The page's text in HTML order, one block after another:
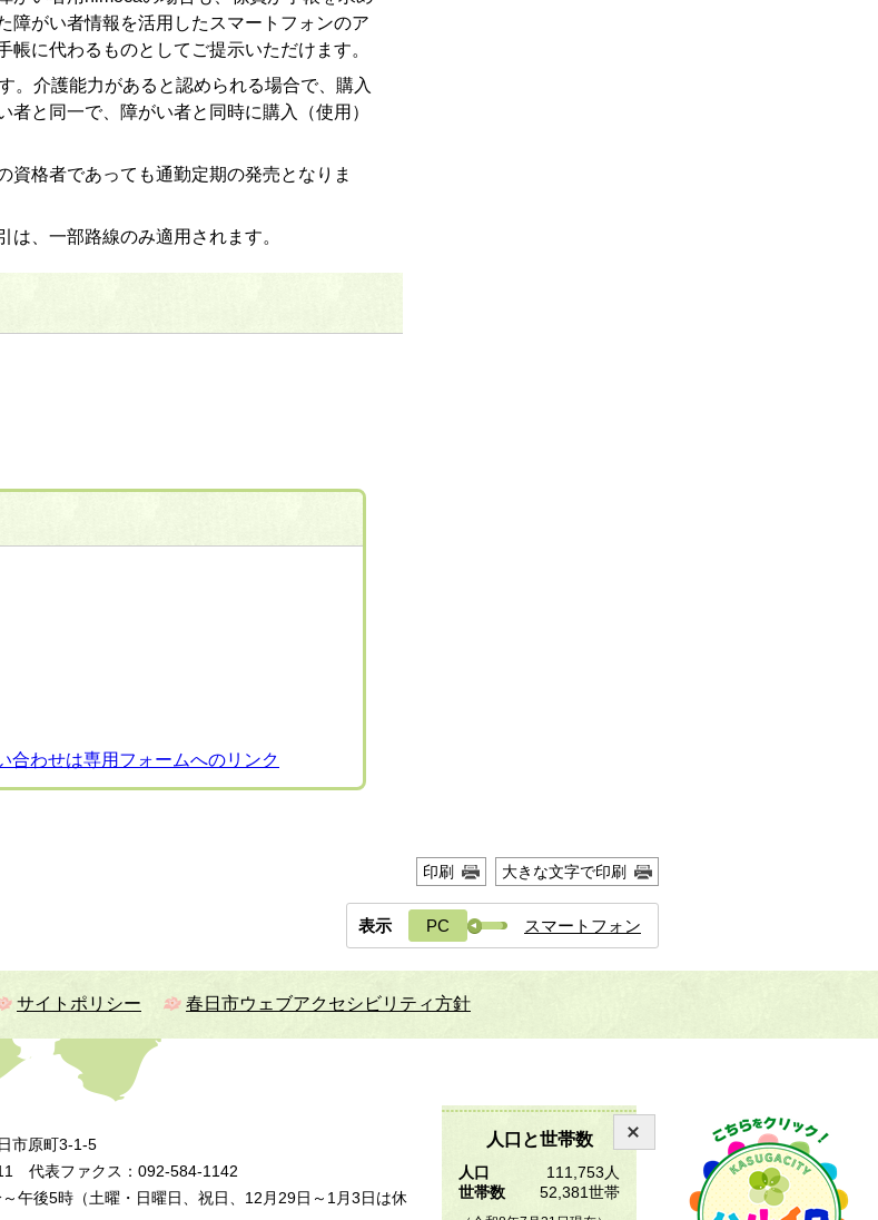
障がい者情報を活用したスマートフォンのア
に代わるものとしてご提示いただけます。
。介護能力があると認められる場合で、購入
と同一で、障がい者と同時に購入（使用）
格者であっても通勤定期の発売となりま
、一部路線のみ適用されます。
わせは専用フォームへのリンク
印刷 大きな文字で印刷
表示 PC スマートフォン
サイトポリシー 春日市ウェブアクセシビリティ方針
人口と世帯数
人口
111,753人
世帯数
52,381世帯
市原町3-1-5
代表ファクス：092-584-1142
午後5時（土曜・日曜日、祝日、12月29日～1月3日は休